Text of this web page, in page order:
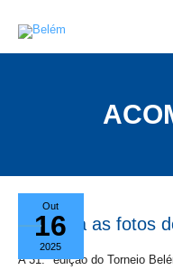
Out
16
2025
Veja as fotos
A 31.ª edição do Torneio
fotos
do
pagination